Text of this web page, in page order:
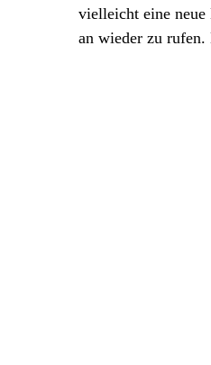
vielleicht eine
an wieder zu rufen.